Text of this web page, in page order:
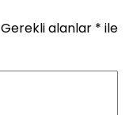
Gerekli alanlar * ile